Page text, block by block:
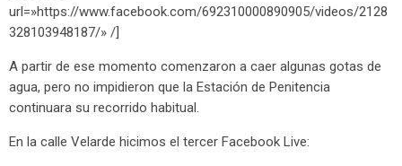
url=»https://www.facebook.com/692310000890905/videos/2128
328103948187/» /]
A partir de ese momento comenzaron a caer algunas gotas de
agua, pero no impidieron que la Estación de Penitencia
continuara su recorrido habitual.
En la calle Velarde hicimos el tercer Facebook Live: